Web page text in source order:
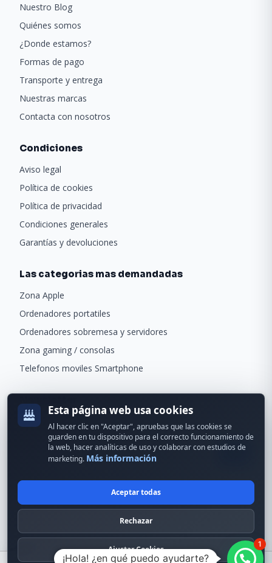
Nuestro Blog
Quiénes somos
¿Donde estamos?
Formas de pago
Transporte y entrega
Nuestras marcas
Contacta con nosotros
Condiciones
Aviso legal
Política de cookies
Política de privacidad
Condiciones generales
Garantías y devoluciones
Las categorias mas demandadas
Zona Apple
Ordenadores portatiles
Ordenadores sobremesa y servidores
Zona gaming / consolas
Telefonos moviles Smartphone
Recibe ofertas exclusivas y novedades.
© 2024 Erson Tecnología. Todos los derechos reservados.
Política de privacidad
Condiciones Generales 1
¡Hola! ¿en qué puedo ayudarte?
Esta página web usa cookies
Al hacer clic en "Aceptar", apruebas que las cookies se
guarden en tu dispositivo para el correcto funcionamiento de
la web, hacer analíticas de uso y colaborar con estudios de
marketing. Más información
Aceptar todas
Rechazar
Ajustar Cookies